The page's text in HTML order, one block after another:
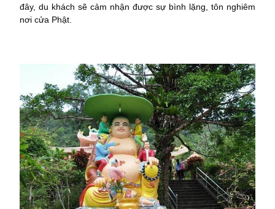
đây, du khách sẽ cảm nhận được sự bình lặng, tôn nghiêm
nơi cửa Phật.